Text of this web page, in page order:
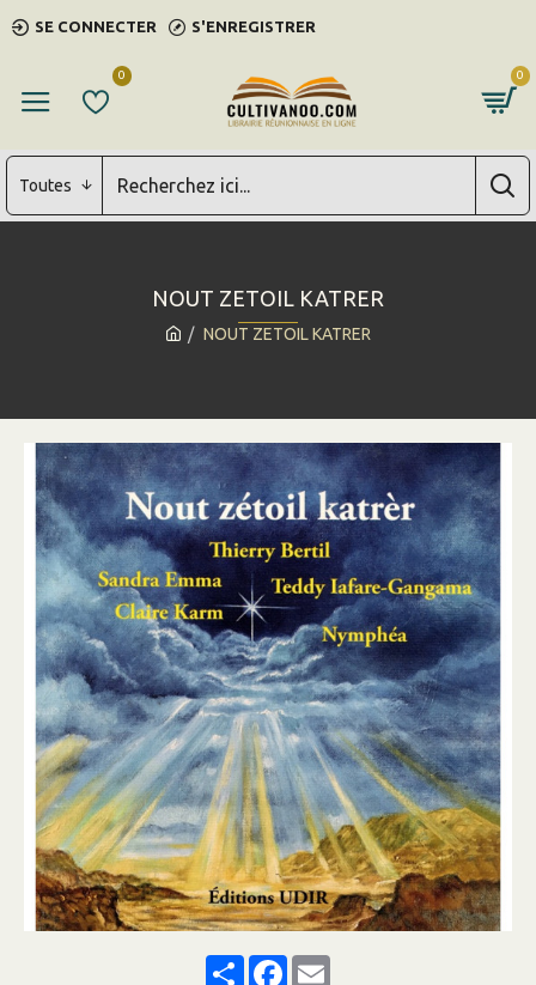
SE CONNECTER S'ENREGISTRER
0 0
Toutes
NOUT ZETOIL KATRER
NOUT ZETOIL KATRER
ShareFacebook
Email